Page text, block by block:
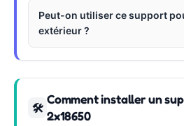
Peut-on utiliser ce support
extérieur ?
🛠
Comment installer un
2x18650